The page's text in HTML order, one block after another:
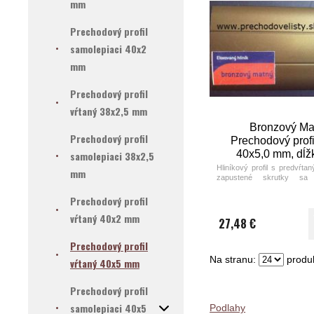
mm
Prechodový profil
samolepiaci 40x2
mm
Prechodový profil
vŕtaný 38x2,5 mm
Prechodový profil
samolepiaci 38x2,5
mm
Prechodový profil
vŕtaný 40x2 mm
Prechodový profil
vŕtaný 40x5 mm
Prechodový profil
samolepiaci 40x5
Bronzový
Prechodový
40x5,0 mm,
cm
Hliníkový profil s
zapustené skrutky
výškovými rozdielmi.
farebné prevedenia
s matným povrchom –
Farba: elox bronzový matný
27,48 €
Na stranu:
Podlahy